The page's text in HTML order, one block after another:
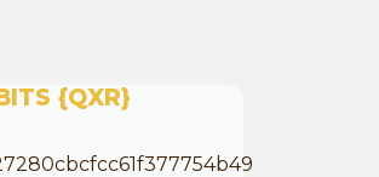
{QXR}